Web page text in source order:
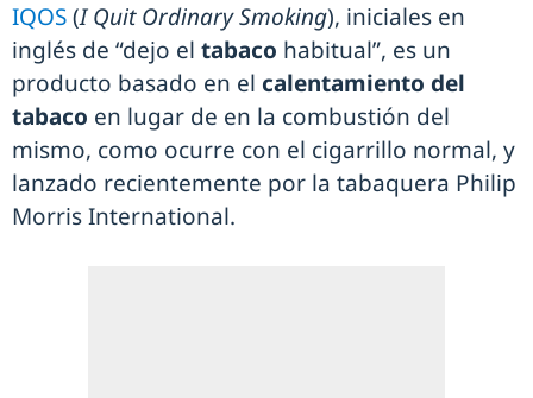
IQOS(I Quit Ordinary Smoking), iniciales en
inglés de “dejo el tabaco habitual”, es un
producto basado en el calentamiento del
tabaco en lugar de en la combustión del
mismo, como ocurre con el cigarrillo normal, y
lanzado recientemente por la tabaquera Philip
Morris International.